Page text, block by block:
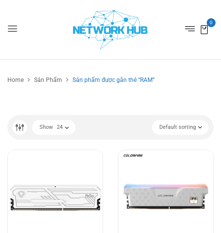
0
Home Sản Phẩm Sản phẩm được gắn thẻ “RAM”
Default sorting
Show 24